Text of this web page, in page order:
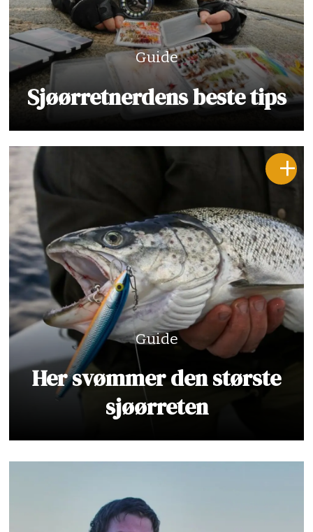
Guide
Sjøørretnerdens beste tips
Guide
Her svømmer den største
sjøørreten